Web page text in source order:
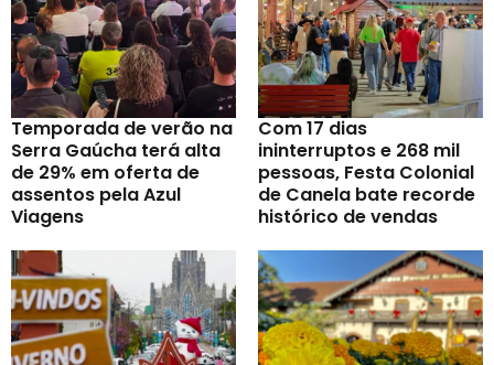
Temporada de verão na
Serra Gaúcha terá alta
de 29% em oferta de
assentos pela Azul
Viagens
Com 17 dias
ininterruptos e 268 mil
pessoas, Festa Colonial
de Canela bate recorde
histórico de vendas